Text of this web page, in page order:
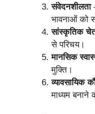
संवेदनशीलता
भावनाओं को
सांस्कृतिक
से परिचय।
मानसिक
मुक्ति।
व्यावसायिक
माध्यम बनाने